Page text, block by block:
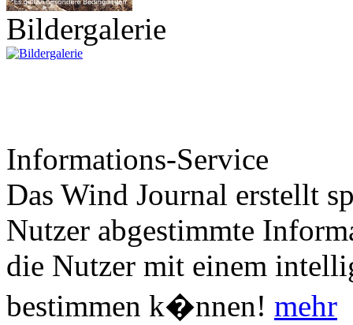
Bildergalerie
Informations-Service
Das Wind Journal erstellt
Nutzer abgestimmte
die Nutzer mit einem
bestimmen k�nnen! mehr